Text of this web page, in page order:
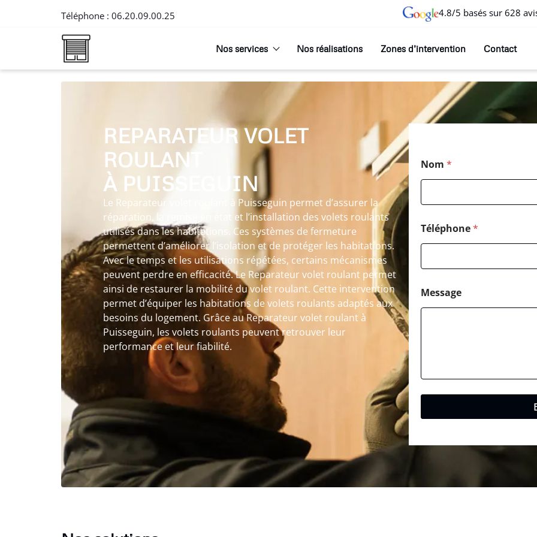
Téléphone : 06.20.09.00.25 4.8/5 basés sur 628
Nos services Nos réalisations Zones d’intervention Contact
REPARATEUR VOLET
ROULANT
À PUISSEGUIN
Le Reparateur volet roulant à Puisseguin permet d’assurer la
réparation, la remise en état et l’installation des volets roulants
utilisés dans les habitations. Ces systèmes de fermeture
permettent d’améliorer l’isolation et de protéger les habitations.
Avec le temps et les utilisations répétées, certains mécanismes
peuvent perdre en efficacité. Le Reparateur volet roulant permet
ainsi de restaurer la mobilité du volet roulant. Cette intervention
permet d’équiper les habitations de volets roulants adaptés aux
besoins du logement. Grâce au Reparateur volet roulant à
Puisseguin, les volets roulants peuvent retrouver leur
performance et leur fiabilité.
Nom *
Téléphone*
Message